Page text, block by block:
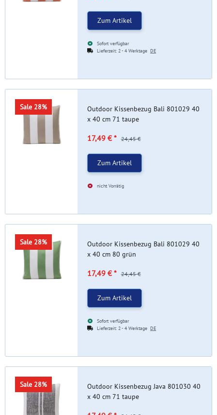
Zum Artikel
Sofort verfügbar
Lieferzeit:2 - 4 WerktageDE
Sale 28%
Outdoor Kissenbezug Bali 801029 40
x 40 cm 71 taupe
17,49 € * 24,45 €
Zum Artikel
nicht Vorrätig
Sale 28%
Outdoor Kissenbezug Bali 801029 40
x 40 cm 80 grün
17,49 € * 24,45 €
Zum Artikel
Sofort verfügbar
Lieferzeit:2 - 4 WerktageDE
Sale 28%
Outdoor Kissenbezug Java 801030 40
x 40 cm 71 taupe